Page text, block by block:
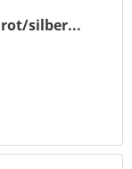
silber...